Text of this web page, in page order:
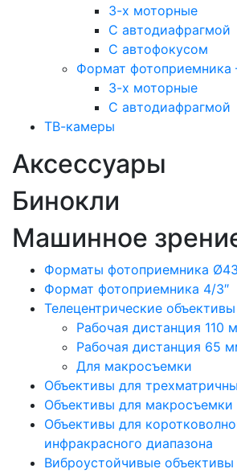
3-х моторные
С автодиафрагмой
С автофокусом
Формат фотоприемника
3-х моторные
С автодиафрагмой
ТВ-камеры
Аксессуары
Бинокли
Машинное
Форматы фотоприемника
Формат фотоприемника 4/3″
Телецентрические объективы
Рабочая дистанция 110
Рабочая дистанция 65
Для макросъемки
Объективы для
Объективы для макросъемки
Объективы для
инфракрасного диапазона
Виброустойчивые объективы